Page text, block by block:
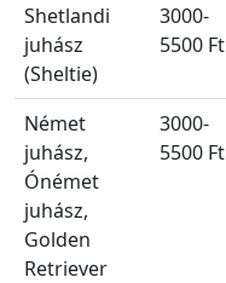
Shetlandi
juhász
(Sheltie)
3000-
5500 Ft
Német
juhász,
Ónémet
juhász,
Golden
Retriever
3000-
5500 Ft